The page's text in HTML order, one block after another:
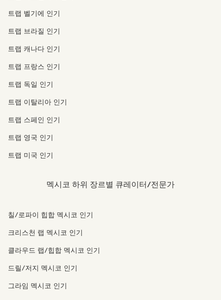
트랩 벨기에 인기
트랩 브라질 인기
트랩 캐나다 인기
트랩 프랑스 인기
트랩 독일 인기
트랩 이탈리아 인기
트랩 스페인 인기
트랩 영국 인기
트랩 미국 인기
멕시코 하위 장르별 큐레이터/전문가
칠/로파이 힙합 멕시코 인기
크리스천 랩 멕시코 인기
클라우드 랩/힙합 멕시코 인기
드릴/저지 멕시코 인기
그라임 멕시코 인기